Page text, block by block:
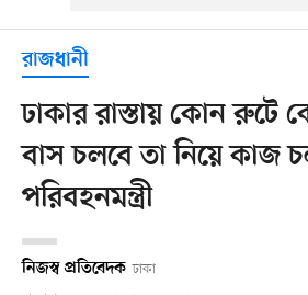
রাজধানী
ঢাকার রাস্তায় কোন রুটে
বাস চলবে তা নিয়ে কাজ
পরিবহনমন্ত্রী
নিজস্ব প্রতিবেদক ঢাকা